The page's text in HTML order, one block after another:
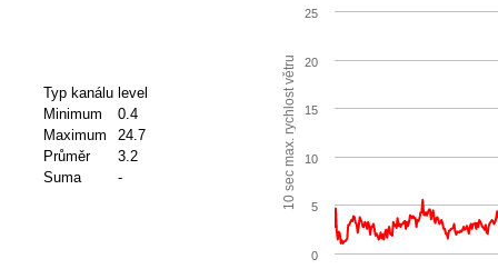
Typ kanálu level
Minimum
0.4
Maximum
24.7
Průměr
3.2
Suma
- 10 sec max. rychlost větru
0
5
10
15
20
25